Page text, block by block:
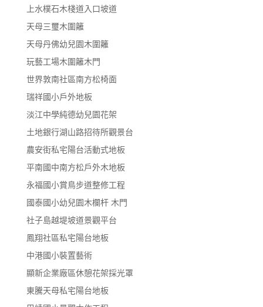
上水樸石木棧道入口坡道
天母三璽木圍籬
天母丹佛幼兒園木圍籬
玩藝工場木圍籬木門
世界敦南社區南方松椅面
瑞祥國小戶外地板
淡江中學純德幼兒園花架
土地銀行湖山路招待所觀景台
農安街私宅陽台活動式地板
平南國中南方松戶外木地板
永福國小賞鳥步道整修工程
國泰國小幼兒園木欄杆 木門
社子島越堤坡道景觀平台
鳳翔社區私宅陽台地板
中港國小裝置藝術
顯新企業廠區休憩花架採光罩
東騰天母私宅陽台地板